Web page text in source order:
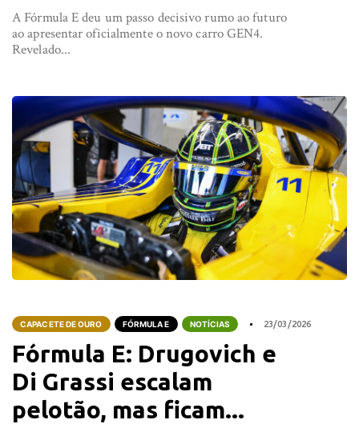
A Fórmula E deu um passo decisivo rumo ao futuro
ao apresentar oficialmente o novo carro GEN4.
Revelado...
CAPACETE DE OURO FÓRMULA E NOTÍCIAS 23/03/2026
Fórmula E: Drugovich e
Di Grassi escalam
pelotão, mas ficam...